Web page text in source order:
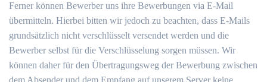
Ferner können Bewerber uns ihre Bewerbungen via E-Mail
übermitteln. Hierbei bitten wir jedoch zu beachten, dass E-Mails
grundsätzlich nicht verschlüsselt versendet werden und die
Bewerber selbst für die Verschlüsselung sorgen müssen. Wir
können daher für den Übertragungsweg der Bewerbung zwischen
dem Absender und dem Empfang auf unserem Server keine